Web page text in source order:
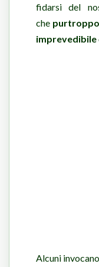
fidarsi del
che purtroppo
imprevedibile
Alcuni